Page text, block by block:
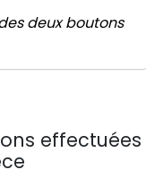
deux boutons
effectuées